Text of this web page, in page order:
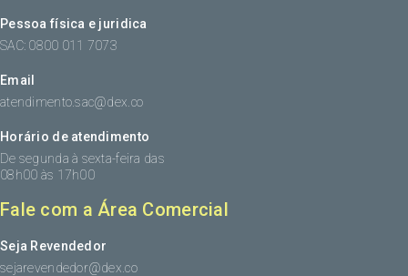
Pessoa física e juridica
SAC: 0800 011 7073
Email
atendimento.sac@dex.co
Horário de atendimento
De segunda à sexta-feira das
08h00 às 17h00
Fale com a Área Comercial
Seja Revendedor
sejarevendedor@dex.co